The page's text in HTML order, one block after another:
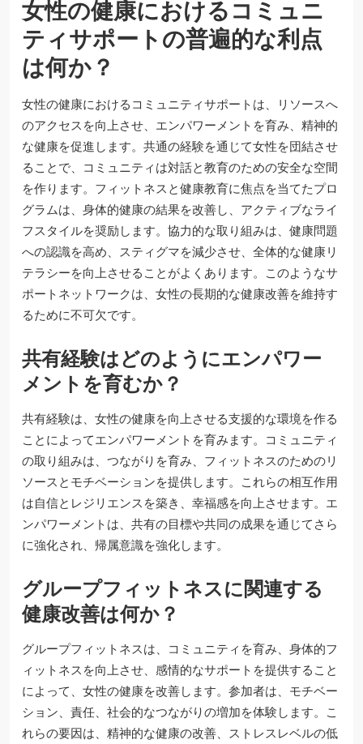
女性の健康におけるコミュニ
ティサポートの普遍的な利点
は何か？
女性の健康におけるコミュニティサポートは、リソースへ
のアクセスを向上させ、エンパワーメントを育み、精神的
な健康を促進します。共通の経験を通じて女性を団結させ
ることで、コミュニティは対話と教育のための安全な空間
を作ります。フィットネスと健康教育に焦点を当てたプロ
グラムは、身体的健康の結果を改善し、アクティブなライ
フスタイルを奨励します。協力的な取り組みは、健康問題
への認識を高め、スティグマを減少させ、全体的な健康リ
テラシーを向上させることがよくあります。このようなサ
ポートネットワークは、女性の長期的な健康改善を維持す
るために不可欠です。
共有経験はどのようにエンパワー
メントを育むか？
共有経験は、女性の健康を向上させる支援的な環境を作る
ことによってエンパワーメントを育みます。コミュニティ
の取り組みは、つながりを育み、フィットネスのためのリ
ソースとモチベーションを提供します。これらの相互作用
は自信とレジリエンスを築き、幸福感を向上させます。エ
ンパワーメントは、共有の目標や共同の成果を通じてさら
に強化され、帰属意識を強化します。
グループフィットネスに関連する
健康改善は何か？
グループフィットネスは、コミュニティを育み、身体的フ
ィットネスを向上させ、感情的なサポートを提供すること
によって、女性の健康を改善します。参加者は、モチベー
ション、責任、社会的なつながりの増加を体験します。こ
れらの要因は、精神的な健康の改善、ストレスレベルの低